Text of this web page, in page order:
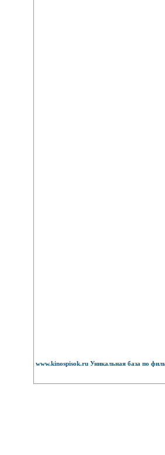
www.kinospisok.ru Уникальная база по